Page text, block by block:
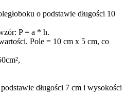
o podstawie długości 10
P = a * h.
Pole = 10 cm x 5 cm, co
długości 7 cm i wysokości